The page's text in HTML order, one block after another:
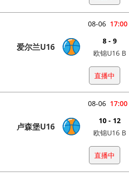
17:00
08-06
爱尔兰U16
8 - 9
欧锦U16 B
直播中
17:00
08-06
卢森堡U16
10 - 12
欧锦U16 B
直播中